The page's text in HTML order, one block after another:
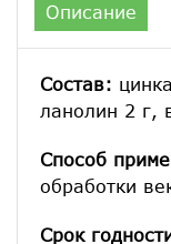
Описание
Состав:
ланолин 2 г,
Способ
обработки
Срок